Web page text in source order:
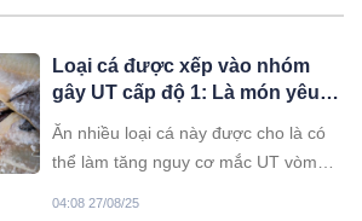
Loại cá được xếp vào nhóm
gây UT cấp độ 1: Là món yêu
thích của nhiều người
Ăn nhiều loại cá này được cho là có
thể làm tăng nguy cơ mắc UT vòm
04:08 27/08/25